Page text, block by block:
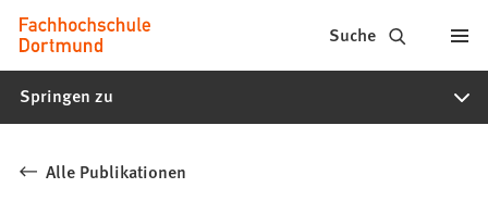
Inhalt anspringen
Fachhochschule
Dortmund
-
Studiengänge,
Suche
Springen zu
Alle Publikationen